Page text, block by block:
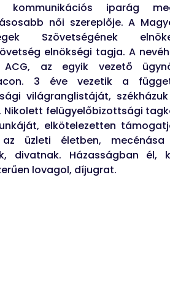
iparág
női szereplője. A
Szövetségének
elnökségi tagja. A
ACG, az egyik vezető
3 éve vezetik a
világranglistáját,
Nikolett felügyelőbizottsági
elkötelezetten
az üzleti életben,
divatnak. Házasságban él,
lovagol, díjugrat.